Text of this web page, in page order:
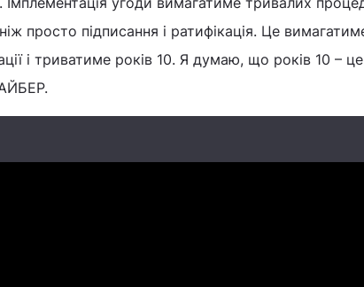
просто підписання і ратифікація. Це
і триватиме років 10. Я думаю, що років 10 –